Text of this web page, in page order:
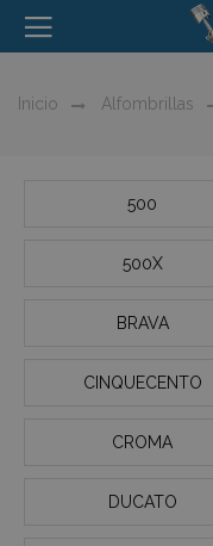
Inicio Alfombrillas
500
500X
BRAVA
CINQUECENTO
CROMA
DUCATO